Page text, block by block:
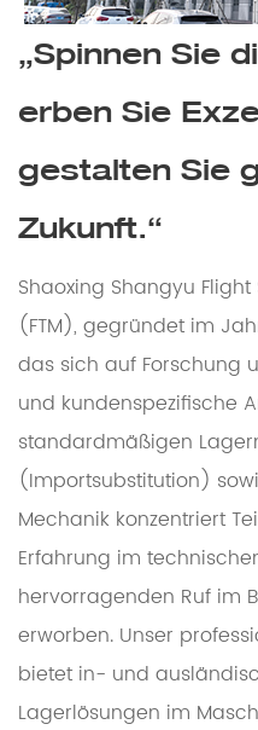
„Spinnen Sie
erben Sie
gestalten Sie
Zukunft.“
Shaoxing Shangyu
(FTM), gegründet im
das sich auf Forschung
und kundenspezifische
standardmäßigen
(Importsubstitution)
Mechanik konzentriert
Erfahrung im
hervorragenden Ruf im
erworben. Unser
bietet in- und
Lagerlösungen im